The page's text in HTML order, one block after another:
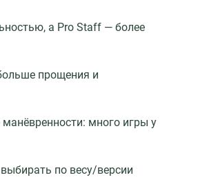
а Pro Staff — более
прощения и
много игры у
по весу/версии